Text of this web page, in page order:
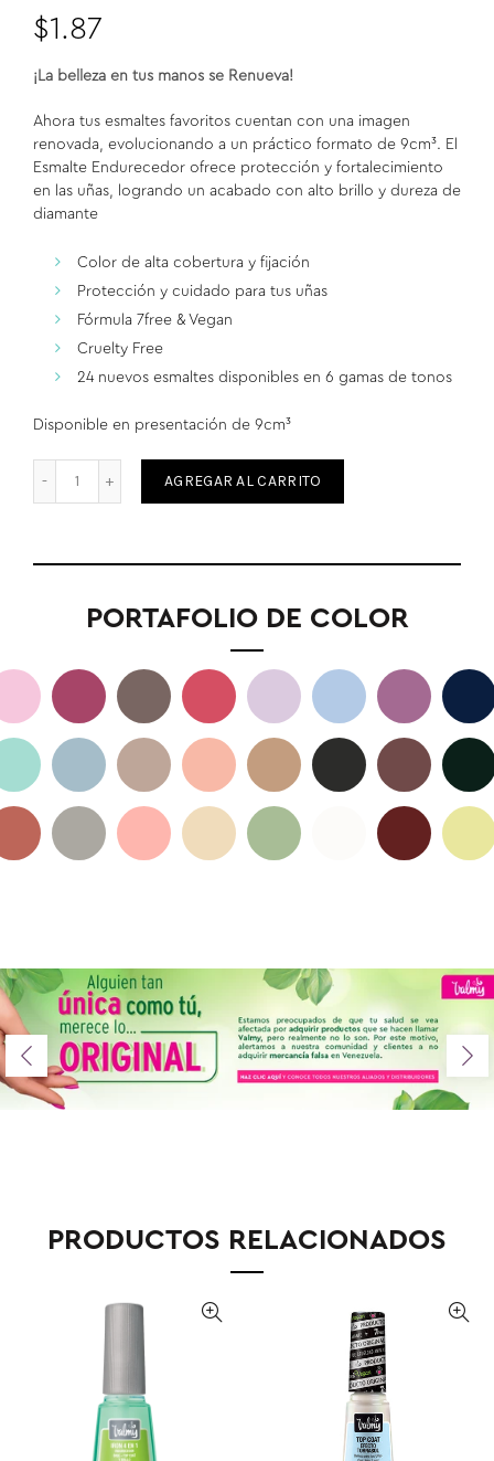
$1.87
¡La belleza en tus manos se Renueva!
Ahora tus esmaltes favoritos cuentan con una imagen
renovada, evolucionando a un práctico formato de 9cm³. El
Esmalte Endurecedor ofrece protección y fortalecimiento
en las uñas, logrando un acabado con alto brillo y dureza de
diamante
Color de alta cobertura y fijación
Protección y cuidado para tus uñas
Fórmula 7free & Vegan
Cruelty Free
24 nuevos esmaltes disponibles en 6 gamas de tonos
Disponible en presentación de 9cm³
AGREGAR AL CARRITO
PORTAFOLIO DE COLOR
PRODUCTOS RELACIONADOS